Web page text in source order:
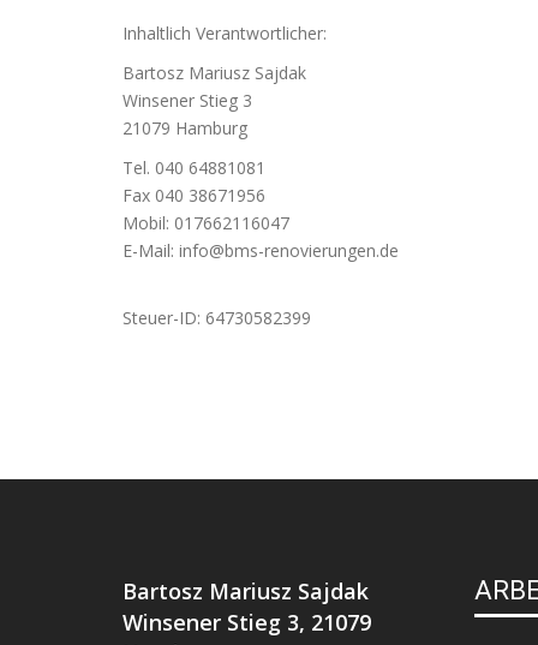
Inhaltlich Verantwortlicher:
Bartosz Mariusz Sajdak
Winsener Stieg 3
21079 Hamburg
Tel. 040 64881081
Fax 040 38671956
Mobil: 017662116047
E-Mail: info@bms-renovierungen.de
Steuer-ID: 64730582399
Bartosz Mariusz Sajdak
Winsener Stieg 3, 21079